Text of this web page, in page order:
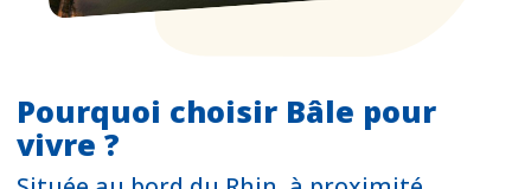
Pourquoi choisir Bâle pour
vivre ?